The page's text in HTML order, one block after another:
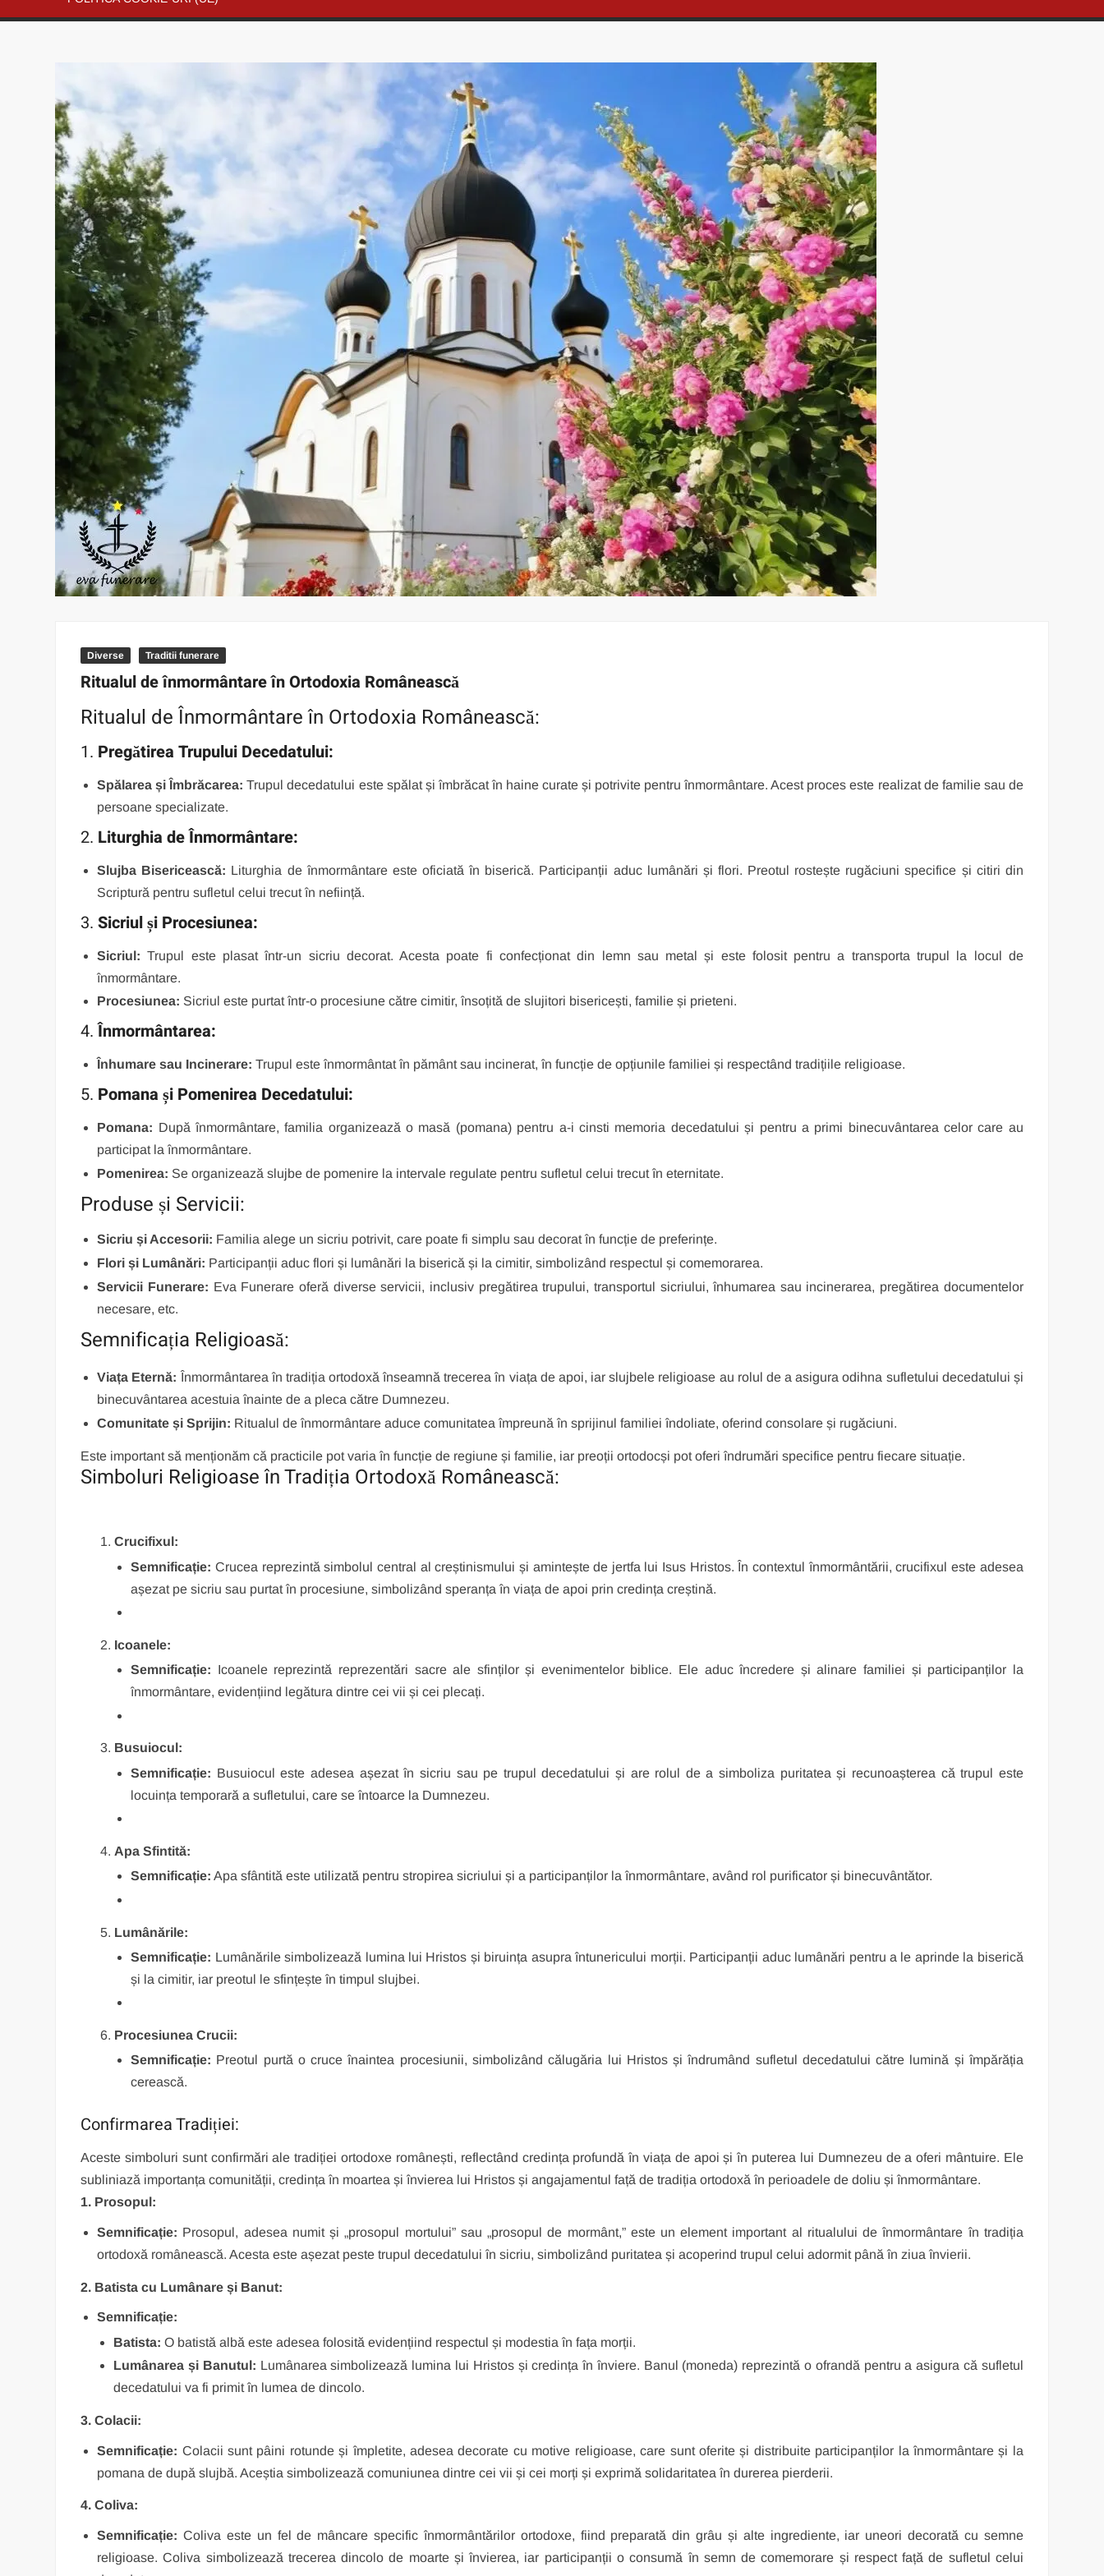
Diverse Traditii funerare
Ritualul de înmormântare în Ortodoxia Românească
Ritualul de Înmormântare în Ortodoxia Românească:
1. Pregătirea Trupului Decedatului:
Spălarea și Îmbrăcarea: Trupul decedatului este spălat și îmbrăcat în haine curate și potrivite pentru înmormântare. Acest proces este realizat de familie sau de
persoane specializate.
2. Liturghia de Înmormântare:
Slujba Bisericească: Liturghia de înmormântare este oficiată în biserică. Participanții aduc lumânări și flori. Preotul rostește rugăciuni specifice și citiri din
Scriptură pentru sufletul celui trecut în neființă.
3.Sicriul și Procesiunea:
Sicriul: Trupul este plasat într-un sicriu decorat. Acesta poate fi confecționat din lemn sau metal și este folosit pentru a transporta trupul la locul de
înmormântare.
Procesiunea: Sicriul este purtat într-o procesiune către cimitir, însoțită de slujitori bisericești, familie și prieteni.
4.Înmormântarea:
Înhumare sau Incinerare: Trupul este înmormântat în pământ sau incinerat, în funcție de opțiunile familiei și respectând tradițiile religioase.
5. Pomana și Pomenirea Decedatului:
Pomana: După înmormântare, familia organizează o masă (pomana) pentru a-i cinsti memoria decedatului și pentru a primi binecuvântarea celor care au
participat la înmormântare.
Pomenirea: Se organizează slujbe de pomenire la intervale regulate pentru sufletul celui trecut în eternitate.
Produse și Servicii:
Sicriu și Accesorii: Familia alege un sicriu potrivit, care poate fi simplu sau decorat în funcție de preferințe.
Flori și Lumânări: Participanții aduc flori și lumânări la biserică și la cimitir, simbolizând respectul și comemorarea.
Servicii Funerare: Eva Funerare oferă diverse servicii, inclusiv pregătirea trupului, transportul sicriului, înhumarea sau incinerarea, pregătirea documentelor
necesare, etc.
Semnificația Religioasă:
Viața Eternă: Înmormântarea în tradiția ortodoxă înseamnă trecerea în viața de apoi, iar slujbele religioase au rolul de a asigura odihna sufletului decedatului și
binecuvântarea acestuia înainte de a pleca către Dumnezeu.
Comunitate și Sprijin: Ritualul de înmormântare aduce comunitatea împreună în sprijinul familiei îndoliate, oferind consolare și rugăciuni.
Este important să menționăm că practicile pot varia în funcție de regiune și familie, iar preoții ortodocși pot oferi îndrumări specifice pentru fiecare situație.
Simboluri Religioase în Tradiția Ortodoxă Românească:
Crucifixul:
Semnificație: Crucea reprezintă simbolul central al creștinismului și amintește de jertfa lui Isus Hristos. În contextul înmormântării, crucifixul este adesea
așezat pe sicriu sau purtat în procesiune, simbolizând speranța în viața de apoi prin credința creștină.
Icoanele:
Semnificație: Icoanele reprezintă reprezentări sacre ale sfinților și evenimentelor biblice. Ele aduc încredere și alinare familiei și participanților la
înmormântare, evidențiind legătura dintre cei vii și cei plecați.
Busuiocul:
Semnificație: Busuiocul este adesea așezat în sicriu sau pe trupul decedatului și are rolul de a simboliza puritatea și recunoașterea că trupul este
locuința temporară a sufletului, care se întoarce la Dumnezeu.
Apa Sfintită:
Semnificație: Apa sfântită este utilizată pentru stropirea sicriului și a participanților la înmormântare, având rol purificator și binecuvântător.
Lumânările:
Semnificație: Lumânările simbolizează lumina lui Hristos și biruința asupra întunericului morții. Participanții aduc lumânări pentru a le aprinde la biserică
și la cimitir, iar preotul le sfințește în timpul slujbei.
Procesiunea Crucii:
Semnificație: Preotul purtă o cruce înaintea procesiunii, simbolizând călugăria lui Hristos și îndrumând sufletul decedatului către lumină și împărăția
cerească.
Confirmarea Tradiției:
Aceste simboluri sunt confirmări ale tradiției ortodoxe românești, reflectând credința profundă în viața de apoi și în puterea lui Dumnezeu de a oferi mântuire. Ele
subliniază importanța comunității, credința în moartea și învierea lui Hristos și angajamentul față de tradiția ortodoxă în perioadele de doliu și înmormântare.
1. Prosopul:
Semnificație: Prosopul, adesea numit și „prosopul mortului” sau „prosopul de mormânt,” este un element important al ritualului de înmormântare în tradiția
ortodoxă românească. Acesta este așezat peste trupul decedatului în sicriu, simbolizând puritatea și acoperind trupul celui adormit până în ziua învierii.
2. Batista cu Lumânare și Banut:
Semnificație:
Batista: O batistă albă este adesea folosită evidențiind respectul și modestia în fața morții.
Lumânarea și Banutul: Lumânarea simbolizează lumina lui Hristos și credința în înviere. Banul (moneda) reprezintă o ofrandă pentru a asigura că sufletul
decedatului va fi primit în lumea de dincolo.
3. Colacii:
Semnificație: Colacii sunt pâini rotunde și împletite, adesea decorate cu motive religioase, care sunt oferite și distribuite participanților la înmormântare și la
pomana de după slujbă. Aceștia simbolizează comuniunea dintre cei vii și cei morți și exprimă solidaritatea în durerea pierderii.
4. Coliva:
Semnificație: Coliva este un fel de mâncare specific înmormântărilor ortodoxe, fiind preparată din grâu și alte ingrediente, iar uneori decorată cu semne
religioase. Coliva simbolizează trecerea dincolo de moarte și învierea, iar participanții o consumă în semn de comemorare și respect față de sufletul celui